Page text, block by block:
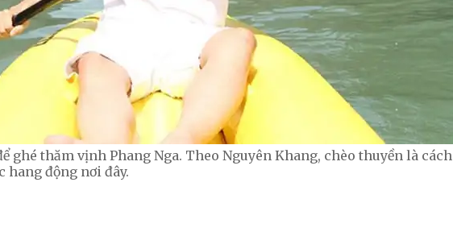
ghé thăm vịnh Phang Nga. Theo Nguyên Khang, chèo thuyền là cách
hang động nơi đây.